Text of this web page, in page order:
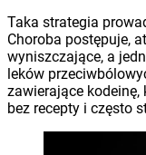
Taka strategia
Choroba postępuje,
wyniszczające, a
leków
zawierające kodeinę,
bez recepty i często